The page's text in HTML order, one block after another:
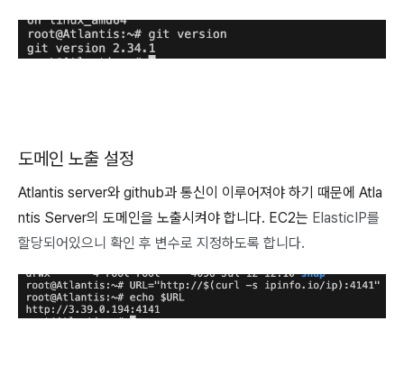
도메인 노출 설정
Atlantis server와 github과 통신이 이루어져야 하기 때문에 Atla
ntis Server의 도메인을 노출시켜야 합니다. EC2는 ElasticIP를
할당되어있으니 확인 후 변수로 지정하도록 합니다.